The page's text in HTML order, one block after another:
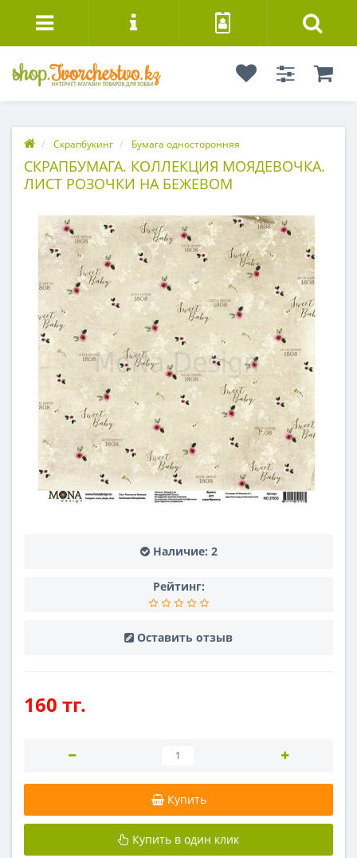
Скрапбукинг Бумага односторонняя
СКРАПБУМАГА. КОЛЛЕКЦИЯ МОЯДЕВОЧКА.
ЛИСТ РОЗОЧКИ НА БЕЖЕВОМ
Наличие: 2
Рейтинг:
Оставить отзыв
160 тг.
Купить
Купить в один клик